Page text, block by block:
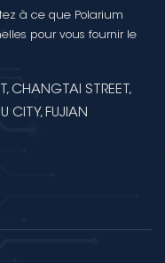
à ce que Polarium
pour vous fournir le
CHANGTAI STREET,
CITY, FUJIAN